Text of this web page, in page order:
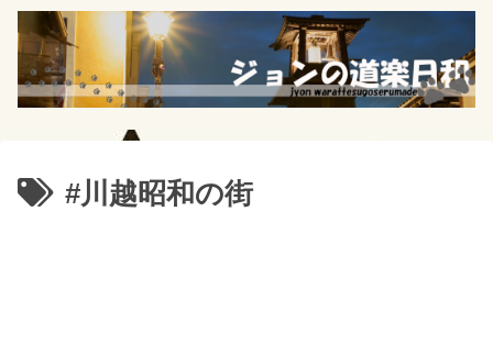
#川越昭和の街